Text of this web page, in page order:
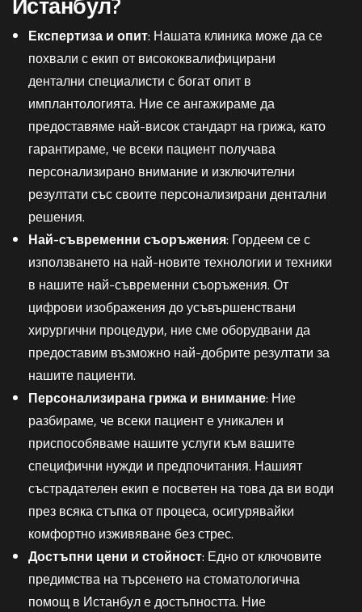
Експертиза и опит: Нашата клиника може да се
похвали с екип от висококвалифицирани
дентални специалисти с богат опит в
имплантологията. Ние се ангажираме да
предоставяме най-висок стандарт на грижа, като
гарантираме, че всеки пациент получава
персонализирано внимание и изключителни
резултати със своите персонализирани дентални
решения.
Най-съвременни съоръжения: Гордеем се с
използването на най-новите технологии и техники
в нашите най-съвременни съоръжения. От
цифрови изображения до усъвършенствани
хирургични процедури, ние сме оборудвани да
предоставим възможно най-добрите резултати за
нашите пациенти.
Персонализирана грижа и внимание: Ние
разбираме, че всеки пациент е уникален и
приспособяваме нашите услуги към вашите
специфични нужди и предпочитания. Нашият
състрадателен екип е посветен на това да ви води
през всяка стъпка от процеса, осигурявайки
комфортно изживяване без стрес.
Достъпни цени и стойност: Едно от ключовите
предимства на търсенето на стоматологична
помощ в Истанбул е достъпността. Ние